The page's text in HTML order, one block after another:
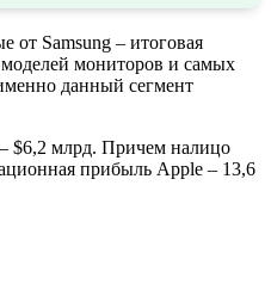
от Samsung – итоговая
моделей мониторов и самых
данный сегмент
$6,2 млрд. Причем налицо
прибыль Apple – 13,6